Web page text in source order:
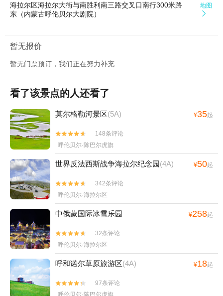
海拉尔区海拉尔大街与南胜利南三路交叉口南行300米路
东（内蒙古呼伦贝尔大剧院）
地图

暂无报价
暂无门票预订，我们正在努力补充
看了该景点的人还看了
莫尔格勒河景区(5A) ¥35起


148条评论
呼伦贝尔·陈巴尔虎旗
世界反法西斯战争海拉尔纪念园(4A) ¥50起


342条评论
呼伦贝尔·海拉尔区
中俄蒙国际冰雪乐园 ¥258起


32条评论
呼伦贝尔·海拉尔区
呼和诺尔草原旅游区(4A) ¥18起


97条评论